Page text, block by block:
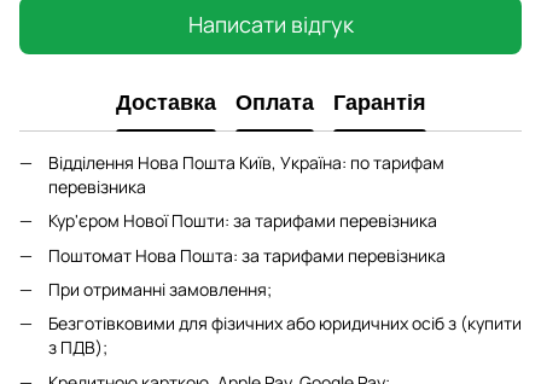
Написати відгук
Доставка Оплата Гарантія
Відділення Нова Пошта Київ, Україна: по тарифам
перевізника
Кур'єром Нової Пошти: за тарифами перевізника
Поштомат Нова Пошта: за тарифами перевізника
При отриманні замовлення;
Безготівковими для фізичних або юридичних осіб з (купити
з ПДВ);